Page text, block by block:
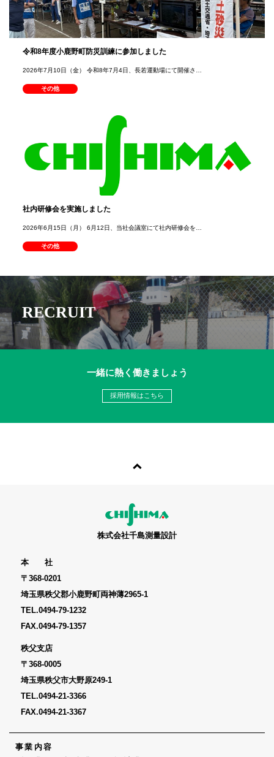
令和8年度小鹿野町防災訓練に参加しました
2026年7月10日（金） 令和8年7月4日、長若運動場にて開催さ…
その他
社内研修会を実施しました
2026年6月15日（月） 6月12日、当社会議室にて社内研修会を…
その他
RECRUIT
一緒に熱く働きましょう
採用情報はこちら
株式会社千島測量設計
本 社
〒368-0201
埼玉県秩父郡小鹿野町両神薄2965-1
TEL.0494-79-1232
FAX.0494-79-1357
秩父支店
〒368-0005
埼玉県秩父市大野原249-1
TEL.0494-21-3366
FAX.0494-21-3367
事業内容